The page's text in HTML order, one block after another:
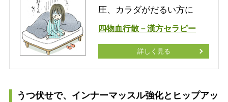
圧、カラダがだるい方に
四物血行散－漢方セラピー
詳しく見る
うつ伏せで、インナーマッスル強化とヒップアッ